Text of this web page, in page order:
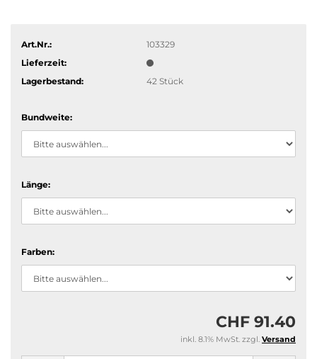
Art.Nr.:
103329
Lieferzeit:
Lagerbestand:
42 Stück
Bundweite:
Länge:
Farben:
CHF 91.40
inkl. 8.1% MwSt. zzgl. Versand